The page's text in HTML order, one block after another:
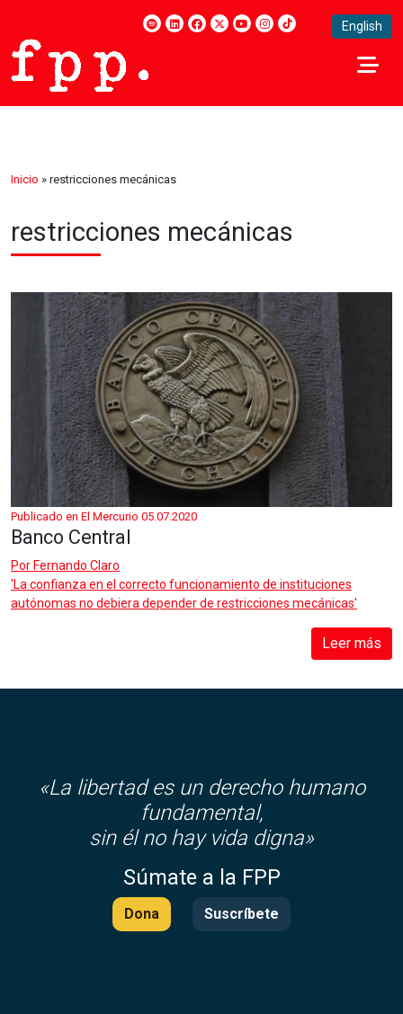
English
Inicio » restricciones mecánicas
restricciones mecánicas
Publicado en El Mercurio 05.07.2020
Banco Central
Por Fernando Claro
'La confianza en el correcto funcionamiento de instituciones
autónomas no debiera depender de restricciones mecánicas'
Leer más
«La libertad es un derecho humano
fundamental,
sin él no hay vida digna»
Súmate a la FPP
Dona Suscríbete